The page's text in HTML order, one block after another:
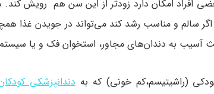
دندان عقل اگر سالم و مناسب رشد کند می‌تواند در
آسیب به دندان‌های مجاور، استخوان فک و یا
(راشیتیسم،کم خونی) که بهدندانپزشکی